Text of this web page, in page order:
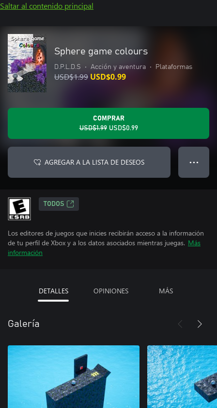
Saltar al contenido principal
Sphere game colours
D.P.L.D.S • Acción y aventura • Plataformas
USD$1.99 USD$0.99
COMPRAR
USD$1.99 USD$0.99
AGREGAR A LA LISTA DE DESEOS ● ● ●
TODOS
Los editores de juegos que inicies recibirán acceso a la información
de tu perfil de Xbox y a los datos asociados mientras juegas. Más
información
DETALLES OPINIONES MÁS
Galería